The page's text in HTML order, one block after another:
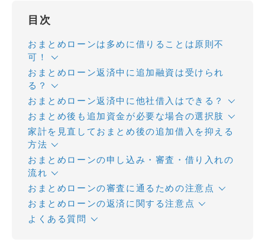
目次
おまとめローンは多めに借りることは原則不
可！
おまとめローン返済中に追加融資は受けられ
る？
おまとめローン返済中に他社借入はできる？
おまとめ後も追加資金が必要な場合の選択肢
家計を見直しておまとめ後の追加借入を抑える
方法
おまとめローンの申し込み・審査・借り入れの
流れ
おまとめローンの審査に通るための注意点
おまとめローンの返済に関する注意点
よくある質問